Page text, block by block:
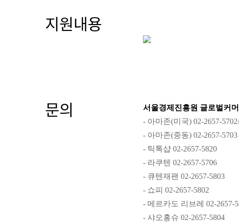
지원내용
문의
서울경제진흥원 글로벌커
- 아마존(미국) 02-2657-
- 아마존(중동) 02-2657-5703
- 틱톡샵 02-2657-5820
- 라쿠텐 02-2657-5706
- 큐텐재팬 02-2657-5803
- 쇼피 02-2657-5802
- 메르카도 리브레 02-2657-
- 샤오홍슈 02-2657-5804